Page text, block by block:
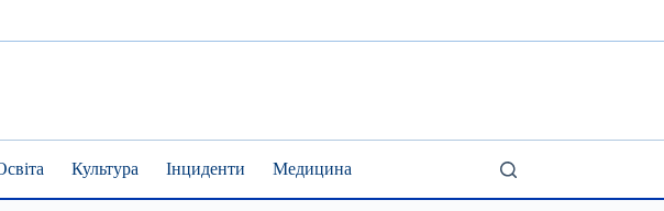
Культура Інциденти Медицина